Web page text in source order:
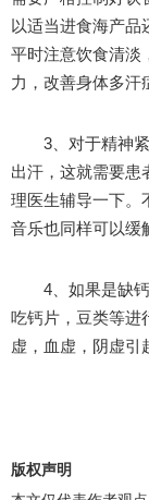
以适当进食海产品
平时注意饮食清淡
力，改善身体多汗
3、对于精神
出汗，这就需要患
理医生辅导一下。
音乐也同样可以缓
4、如果是缺
吃钙片，豆类等进
虚，血虚，阴虚引
版权声明